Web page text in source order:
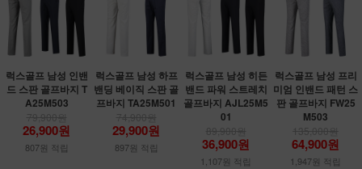
럭스골프 남성 인밴
드 스판 골프바지 T
A25M503
26,900원
807원 적립
럭스골프 남성 하프
밴딩 베이직 스판 골
프바지 TA25M501
29,900원
897원 적립
럭스골프 남성 히든
밴드 파워 스트레치
골프바지 AJL25M5
01
36,900원
1,107원 적립
럭스골프 남성 프리
미엄 인밴드 패턴 스
판 골프바지 FW25
M503
64,900원
1,947원 적립